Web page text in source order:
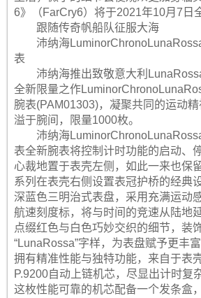
6》（FarCry6）将于2021年10月7日
跟随传奇帆船队征服大海
沛纳海
表
沛纳海推出致敬意大利
全新限量之作
腕表(PAM01303)，凝聚共同的运动
溢于腕间，限量1000枚。
沛纳海
表全新腕表将控制计时功能的启动、
心裁地置于表壳左侧，如此一来也保
系列在表壳右侧设置表冠护桥的经典
深蓝色三明治式表盘，采用充满运动
航速刻度标，将与时间的竞速从陆地
点缀红色与白色巧妙交织的细节，装
“LunaRossa”字样，为表盘赋予更丰
拥有精准性能与独特功能，来自于表
P.9200自动上链机芯，尽显出计时复
这枚性能可靠的机芯配备一个发条盒